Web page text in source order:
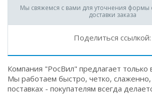
Мы свяжемся с вами для уточнения формы
доставки заказа
Поделиться ссылкой:
Компания "РосВил" предлагает
Мы работаем быстро, четко,
поставках - покупателям всегда